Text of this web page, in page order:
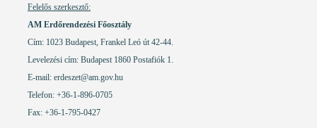
Felelős szerkesztő:
AM Erdőrendezési Főosztály
Cím: 1023 Budapest, Frankel Leó út 42-44.
Levelezési cím: Budapest 1860 Postafiók 1.
E-mail: erdeszet@am.gov.hu
Telefon: +36-1-896-0705
Fax: +36-1-795-0427